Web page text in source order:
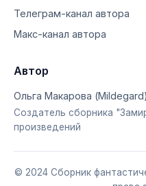
Телеграм-канал автора
Макс-канал автора
Автор
Ольга Макарова (Mildegard)
Создатель сборника
произведений
© 2024 Сборник